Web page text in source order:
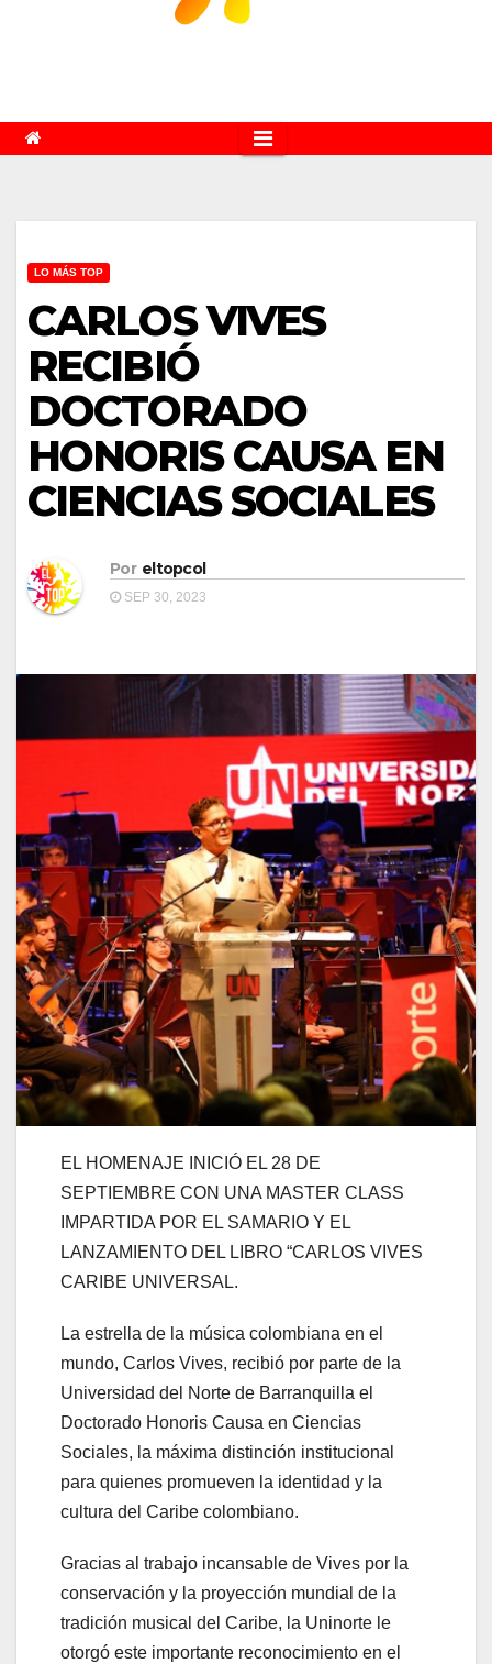
LO MÁS TOP
CARLOS VIVES
RECIBIÓ
DOCTORADO
HONORIS CAUSA EN
CIENCIAS SOCIALES
Por eltopcol
SEP 30, 2023
EL HOMENAJE INICIÓ EL 28 DE
SEPTIEMBRE CON UNA MASTER CLASS
IMPARTIDA POR EL SAMARIO Y EL
LANZAMIENTO DEL LIBRO “CARLOS VIVES
CARIBE UNIVERSAL.
La estrella de la música colombiana en el
mundo, Carlos Vives, recibió por parte de la
Universidad del Norte de Barranquilla el
Doctorado Honoris Causa en Ciencias
Sociales, la máxima distinción institucional
para quienes promueven la identidad y la
cultura del Caribe colombiano.
Gracias al trabajo incansable de Vives por la
conservación y la proyección mundial de la
tradición musical del Caribe, la Uninorte le
otorgó este importante reconocimiento en el